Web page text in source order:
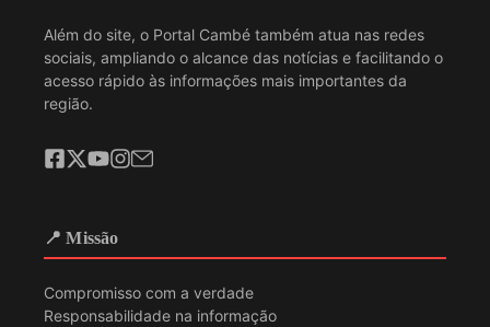
Além do site, o Portal Cambé também atua nas redes
sociais, ampliando o alcance das notícias e facilitando o
acesso rápido às informações mais importantes da
região.
📍 Missão
Compromisso com a verdade
Responsabilidade na informação